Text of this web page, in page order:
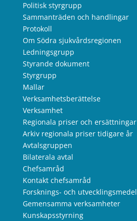
Politisk styrgrupp
Sammanträden och handlingar
Protokoll
Om Södra sjukvårdsregionen
Ledningsgrupp
Styrande dokument
Styrgrupp
Mallar
Verksamhetsberättelse
Verksamhet
Regionala priser och ersättningar
Arkiv regionala priser tidigare år
Avtalsgruppen
Bilaterala avtal
Chefsamråd
Kontakt chefsamråd
Forsknings- och utvecklingsmedel
Gemensamma verksamheter
Kunskapsstyrning